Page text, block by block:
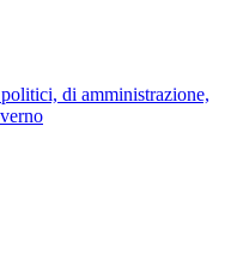
di amministrazione,